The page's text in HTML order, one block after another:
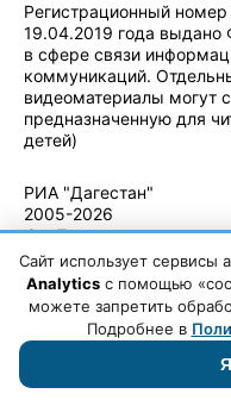
Регистрационный
19.04.2019 года выдано
в сфере связи
коммуникаций.
видеоматериалы могут
предназначенную для
детей)
РИА "Дагестан"
2005-2026
© - Правила
использования
материалов.
Авторские
Сайт использует сервисы
Analytics с помощью
можете запретить
Подробнее в